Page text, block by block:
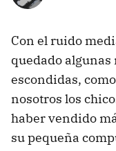
Con el ruido
quedado
escondidas,
nosotros los
haber vendido
su pequeña